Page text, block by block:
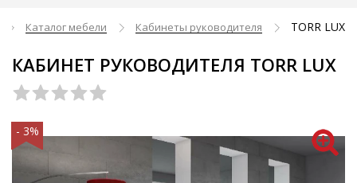
Каталог мебели Кабинеты руководителя TORR LUX
КАБИНЕТ РУКОВОДИТЕЛЯ TORR LUX
- 3%